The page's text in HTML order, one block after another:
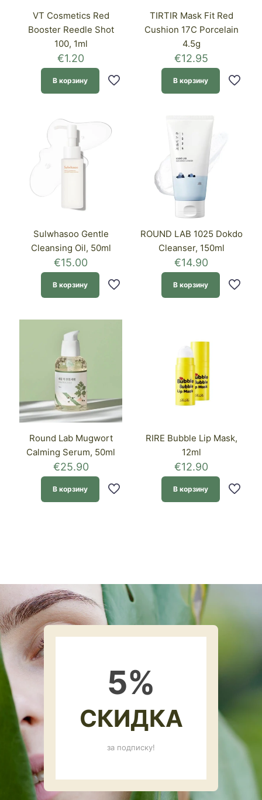
VT Cosmetics Red
Booster Reedle Shot
100, 1ml
€1.20
В корзину
TIRTIR Mask Fit Red
Cushion 17C Porcelain
4.5g
€12.95
В корзину
Sulwhasoo Gentle
Cleansing Oil, 50ml
€15.00
В корзину
ROUND LAB 1025 Dokdo
Cleanser, 150ml
€14.90
В корзину
Round Lab Mugwort
Calming Serum, 50ml
€25.90
В корзину
RIRE Bubble Lip Mask,
12ml
€12.90
В корзину
5%
СКИДКА
за подписку!